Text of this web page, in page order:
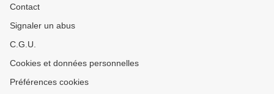
Contact
Signaler un abus
C.G.U.
Cookies et données personnelles
Préférences cookies